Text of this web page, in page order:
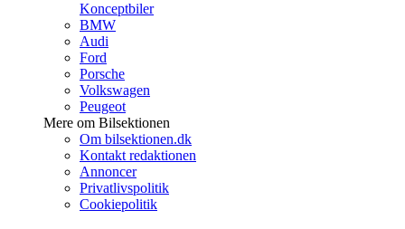
Konceptbiler
BMW
Audi
Ford
Porsche
Volkswagen
Peugeot
Mere om Bilsektionen
Om bilsektionen.dk
Kontakt redaktionen
Annoncer
Privatlivspolitik
Cookiepolitik